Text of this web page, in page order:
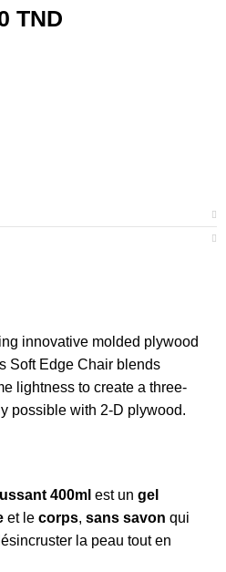
TND
innovative molded plywood
Soft Edge Chair blends
lightness to create a three-
possible with 2-D plywood.
400ml est un gel
et le corps, sans savon qui
la peau tout en